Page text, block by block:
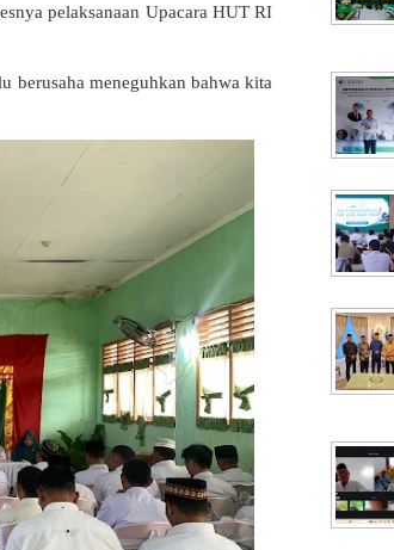
pelaksanaan Upacara HUT RI
berusaha meneguhkan bahwa kita